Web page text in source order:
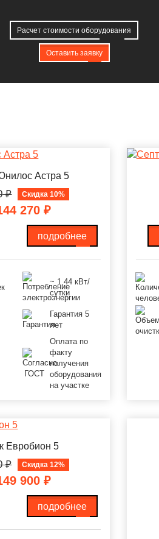
Расчет стоимостиоборудования
Оставить заявку
Астра 5
₽ Скидка 10%
270₽
подробнее
~ 1,44 кВт/
сутки
Гарантия 5
лет
Оплата по
факту
получения
оборудования
на участке
Евробион 5
₽ Скидка 12%
900₽
подробнее